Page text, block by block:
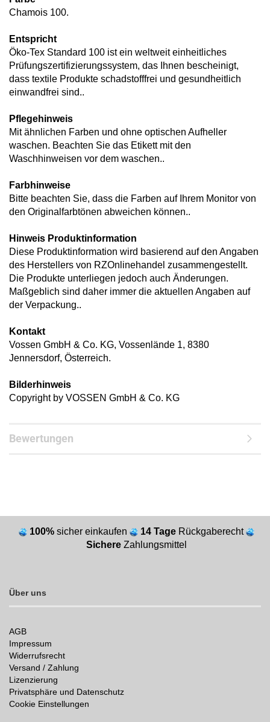
Chamois 100.
Entspricht
Öko-Tex Standard 100 ist ein weltweit einheitliches
Prüfungszertifizierungssystem, das Ihnen bescheinigt,
dass textile Produkte schadstofffrei und gesundheitlich
einwandfrei sind..
Pflegehinweis
Mit ähnlichen Farben und ohne optischen Aufheller
waschen. Beachten Sie das Etikett mit den
Waschhinweisen vor dem waschen..
Farbhinweise
Bitte beachten Sie, dass die Farben auf Ihrem Monitor von
den Originalfarbtönen abweichen können..
Hinweis Produktinformation
Diese Produktinformation wird basierend auf den Angaben
des Herstellers von RZOnlinehandel zusammengestellt.
Die Produkte unterliegen jedoch auch Änderungen.
Maßgeblich sind daher immer die aktuellen Angaben auf
der Verpackung..
Kontakt
Vossen GmbH & Co. KG, Vossenlände 1, 8380
Jennersdorf, Österreich.
Bilderhinweis
Copyright by VOSSEN GmbH & Co. KG
Bewertungen
100% sicher einkaufen 14 Tage Rückgaberecht
Sichere Zahlungsmittel
Über uns
AGB
Impressum
Widerrufsrecht
Versand / Zahlung
Lizenzierung
Privatsphäre und Datenschutz
Cookie Einstellungen